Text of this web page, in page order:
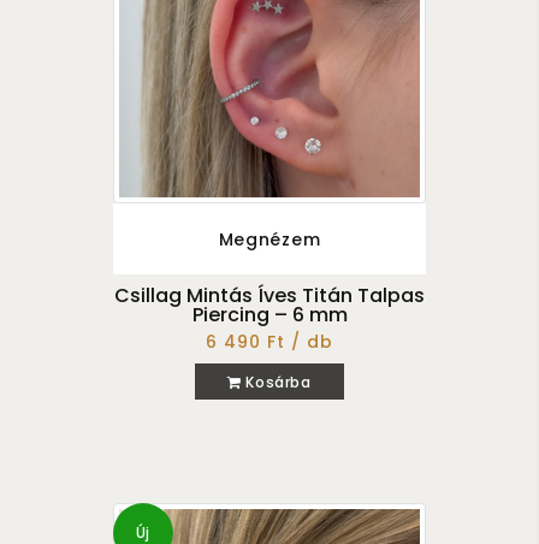
Megnézem
Csillag Mintás Íves Titán Talpas
Piercing – 6 mm
6 490 Ft / db
Kosárba
Új